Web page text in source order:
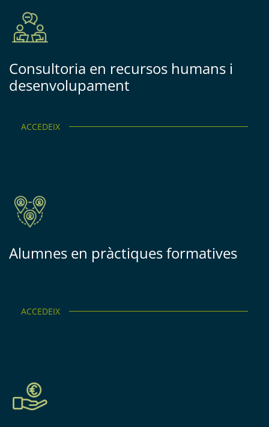
Consultoria en recursos humans i
desenvolupament
ACCEDEIX
Alumnes en pràctiques formatives
ACCEDEIX